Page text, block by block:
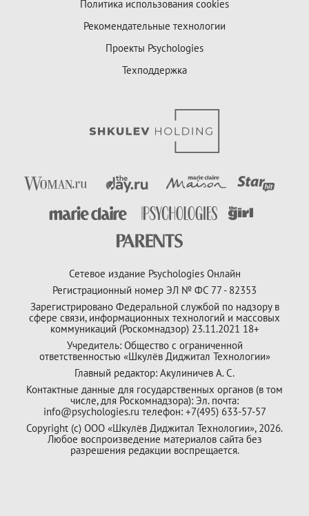
Политика использования cookies
Рекомендательные технологии
Проекты Psychologies
Техподдержка
Сетевое издание Psychologies Онлайн
Регистрационный номер ЭЛ № ФС 77 - 82353
Зарегистрировано Федеральной службой по надзору в
сфере связи, информационных технологий и массовых
коммуникаций (Роскомнадзор) 23.11.2021 18+
Учредитель: Общество с ограниченной
ответственностью «Шкулёв Диджитал Технологии»
Главный редактор: Акулиничев А. С.
Контактные данные для государственных органов (в том
числе, для Роскомнадзора): Эл. почта:
info@psychologies.ru телефон: +7(495) 633-57-57
Copyright (с) ООО «Шкулёв Диджитал Технологии», 2026.
Любое воспроизведение материалов сайта без
разрешения редакции воспрещается.